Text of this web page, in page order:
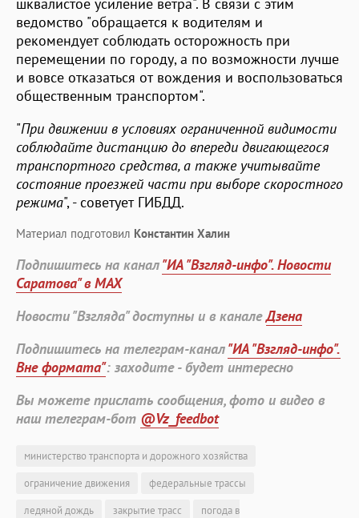
ведомство "обращается к водителям и
рекомендует соблюдать осторожность при
перемещении по городу, а по возможности лучше
и вовсе отказаться от вождения и воспользоваться
общественным транспортом".
"При движении в условиях ограниченной видимости
соблюдайте дистанцию до впереди двигающегося
транспортного средства, а также учитывайте
состояние проезжей части при выборе скоростного
режима", - советует ГИБДД.
Материал подготовил Константин Халин
Подпишитесь на канал"ИА "Взгляд-инфо". Новости
Саратова" в MAX
Новости "Взгляда" доступны и в каналеДзена
Подпишитесь на телеграм-канал"ИА "Взгляд-инфо".
Вне формата": заходите - будет интересно
Вы можете прислать сообщения, фото и видео в
наш телеграм-бот @Vz_feedbot
министерство транспорта и дорожного хозяйства
ограничение движения
федеральные трассы
ледяной дождь
закрытие трасс
погода в